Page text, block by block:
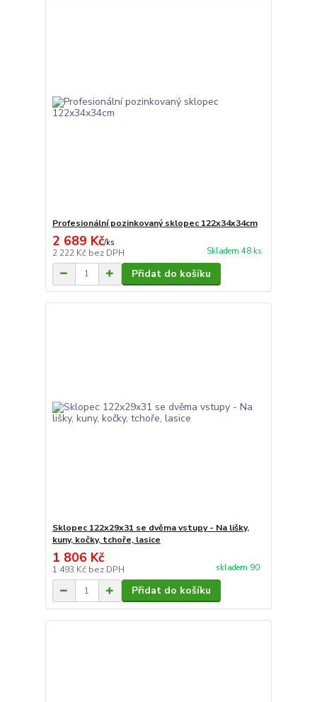
Profesionální pozinkovaný sklopec 122x34x34cm
2 689 Kč/ks
2 222 Kč bez DPH Skladem 48 ks
Přidat do košíku
Sklopec 122x29x31 se dvěma vstupy - Na lišky,
kuny, kočky, tchoře, lasice
1 806 Kč
1 493 Kč bez DPH skladem 90
Přidat do košíku